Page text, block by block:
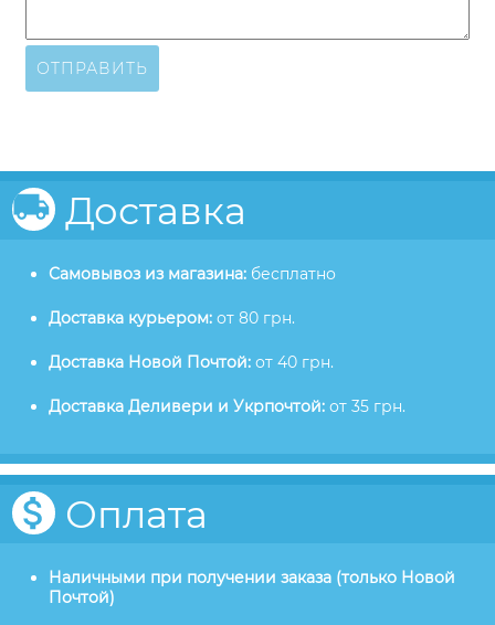
ОТПРАВИТЬ
Доставка
Самовывоз из магазина: бесплатно
Доставка курьером: от 80 грн.
Доставка Новой Почтой: от 40 грн.
Доставка Деливери и Укрпочтой: от 35 грн.
Оплата
Наличными при получении заказа (только Новой
Почтой)